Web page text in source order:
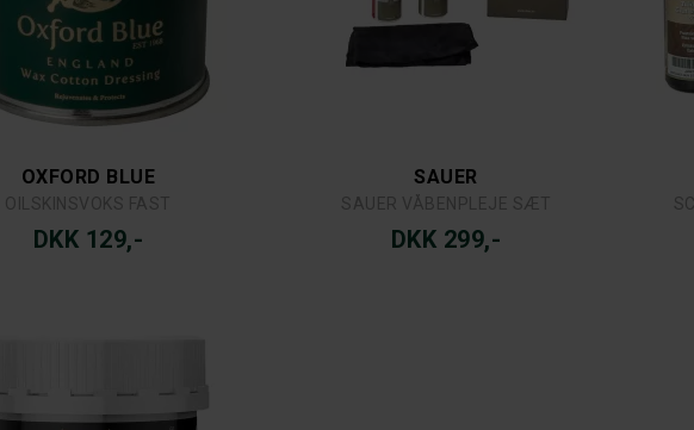
OXFORD BLUE
DKK 129,-
SAUER
DKK 299,-